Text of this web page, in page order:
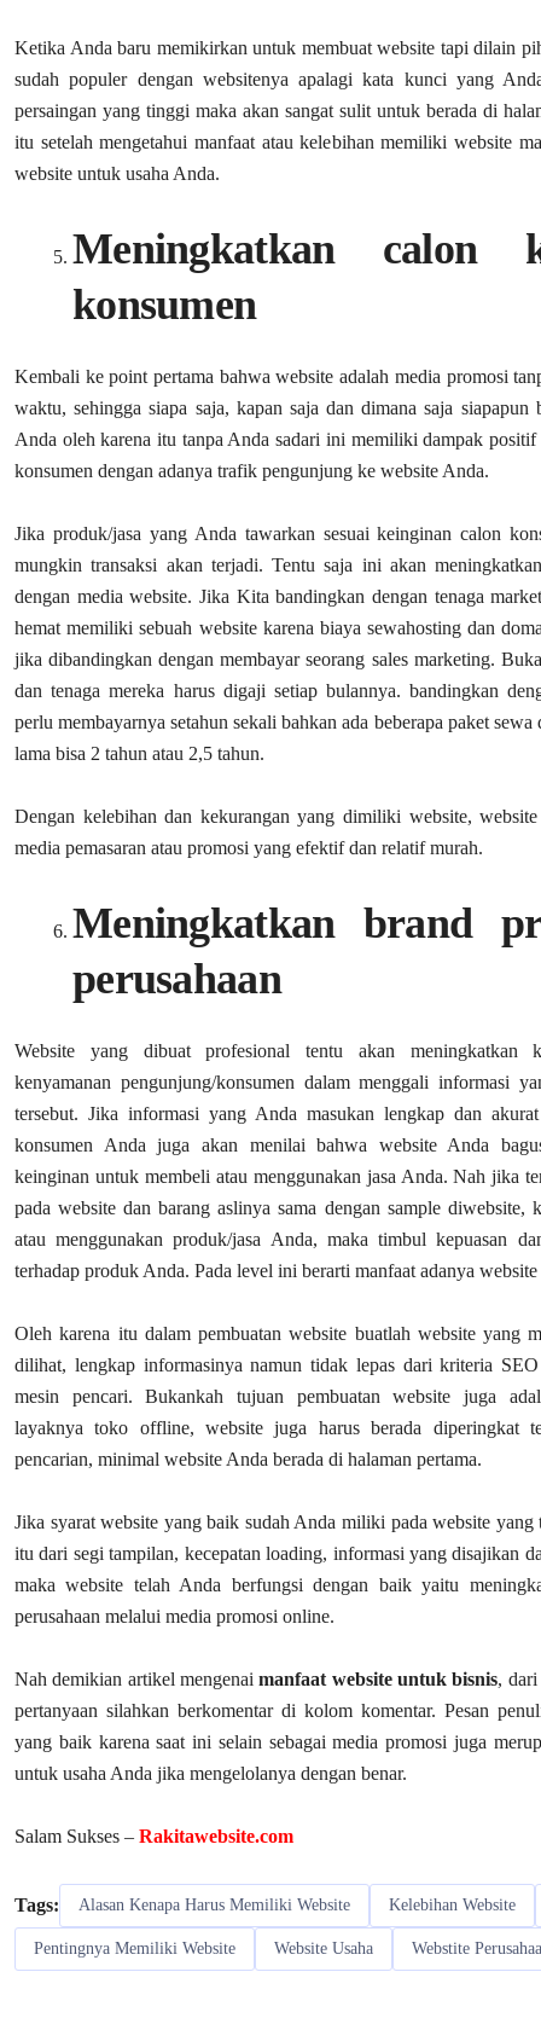
Ketika Anda baru memikirkan untuk membuat website tapi dilain
sudah populer dengan websitenya apalagi kata kunci yang
persaingan yang tinggi maka akan sangat sulit untuk berada di
itu setelah mengetahui manfaat atau kelebihan memiliki website
website untuk usaha Anda.
Meningkatkan calon
konsumen
Kembali ke point pertama bahwa website adalah media promosi
waktu, sehingga siapa saja, kapan saja dan dimana saja siapapun
Anda oleh karena itu tanpa Anda sadari ini memiliki dampak
konsumen dengan adanya trafik pengunjung ke website Anda.
Jika produk/jasa yang Anda tawarkan sesuai keinginan calon
mungkin transaksi akan terjadi. Tentu saja ini akan
dengan media website. Jika Kita bandingkan dengan tenaga
hemat memiliki sebuah website karena biaya sewahosting dan
jika dibandingkan dengan membayar seorang sales marketing.
dan tenaga mereka harus digaji setiap bulannya. bandingkan
perlu membayarnya setahun sekali bahkan ada beberapa paket
lama bisa 2 tahun atau 2,5 tahun.
Dengan kelebihan dan kekurangan yang dimiliki website,
media pemasaran atau promosi yang efektif dan relatif murah.
Meningkatkan brand
perusahaan
Website yang dibuat profesional tentu akan meningkatkan
kenyamanan pengunjung/konsumen dalam menggali informasi
tersebut. Jika informasi yang Anda masukan lengkap dan
konsumen Anda juga akan menilai bahwa website Anda
keinginan untuk membeli atau menggunakan jasa Anda. Nah jika
pada website dan barang aslinya sama dengan sample diwebsite,
atau menggunakan produk/jasa Anda, maka timbul kepuasan
terhadap produk Anda. Pada level ini berarti manfaat adanya website
Oleh karena itu dalam pembuatan website buatlah website yang
dilihat, lengkap informasinya namun tidak lepas dari kriteria
mesin pencari. Bukankah tujuan pembuatan website juga
layaknya toko offline, website juga harus berada diperingkat
pencarian, minimal website Anda berada di halaman pertama.
Jika syarat website yang baik sudah Anda miliki pada website yang
itu dari segi tampilan, kecepatan loading, informasi yang disajikan
maka website telah Anda berfungsi dengan baik yaitu
perusahaan melalui media promosi online.
Nah demikian artikel mengenaimanfaat website untuk bisnis,
pertanyaan silahkan berkomentar di kolom komentar. Pesan
yang baik karena saat ini selain sebagai media promosi juga
untuk usaha Anda jika mengelolanya dengan benar.
Salam Sukses – Rakitawebsite.com
Tags: Alasan Kenapa Harus Memiliki Website Kelebihan Website
Pentingnya Memiliki Website Website Usaha Webstite